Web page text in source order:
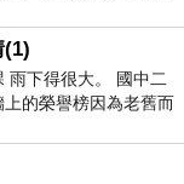
雨下得很大。 國中二
的榮譽榜因為老舊而
外，手